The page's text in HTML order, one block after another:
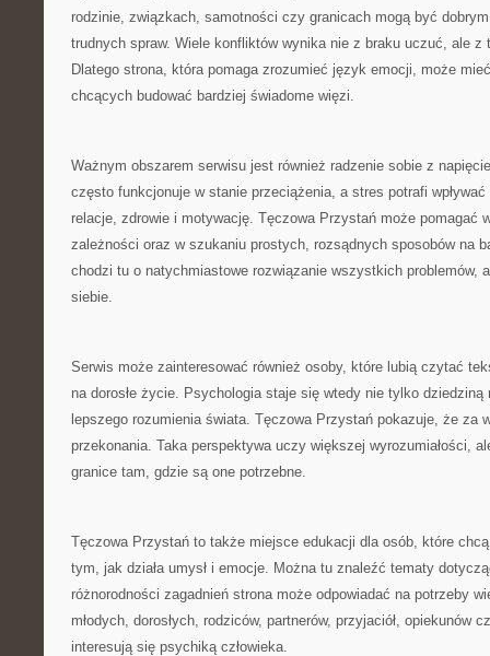
rodzinie, związkach, samotności czy granicach mogą być
trudnych spraw. Wiele konfliktów wynika nie z braku uczuć, ale z
Dlatego strona, która pomaga zrozumieć język emocji, może
chcących budować bardziej świadome więzi.
Ważnym obszarem serwisu jest również radzenie sobie z
często funkcjonuje w stanie przeciążenia, a stres potrafi
relacje, zdrowie i motywację. Tęczowa Przystań może pomagać
zależności oraz w szukaniu prostych, rozsądnych sposobów na
chodzi tu o natychmiastowe rozwiązanie wszystkich problemów,
siebie.
Serwis może zainteresować również osoby, które lubią czytać
na dorosłe życie. Psychologia staje się wtedy nie tylko
lepszego rozumienia świata. Tęczowa Przystań pokazuje, że za
przekonania. Taka perspektywa uczy większej wyrozumiałości,
granice tam, gdzie są one potrzebne.
Tęczowa Przystań to także miejsce edukacji dla osób, które
tym, jak działa umysł i emocje. Można tu znaleźć tematy
różnorodności zagadnień strona może odpowiadać na potrzeby
młodych, dorosłych, rodziców, partnerów, przyjaciół, opiekunów
interesują się psychiką człowieka.